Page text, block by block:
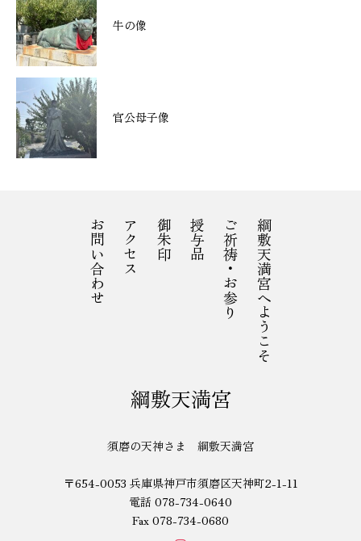
牛の像
官公母子像
綱敷天満宮へようこそ
ご祈祷・お参り
授与品
御朱印
アクセス
お問い合わせ
綱敷天満宮
須磨の天神さま 綱敷天満宮
〒654-0053 兵庫県神戸市須磨区天神町2-1-11
電話 078-734-0640
Fax 078-734-0680